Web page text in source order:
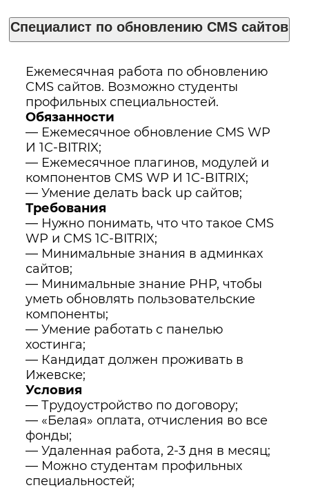
Специалист по обновлению CMS сайтов
Ежемесячная работа по обновлению
CMS сайтов. Возможно студенты
профильных специальностей.
Обязанности
— Ежемесячное обновление CMS WP
И 1С-BITRIX;
— Ежемесячное плагинов, модулей и
компонентов CMS WP И 1С-BITRIX;
— Умение делать back up сайтов;
Требования
— Нужно понимать, что что такое CMS
WP и CMS 1C-BITRIX;
— Минимальные знания в админках
сайтов;
— Минимальные знание PHP, чтобы
уметь обновлять пользовательские
компоненты;
— Умение работать с панелью
хостинга;
— Кандидат должен проживать в
Ижевске;
Условия
— Трудоустройство по договору;
— «Белая» оплата, отчисления во все
фонды;
— Удаленная работа, 2-3 дня в месяц;
— Можно студентам профильных
специальностей;